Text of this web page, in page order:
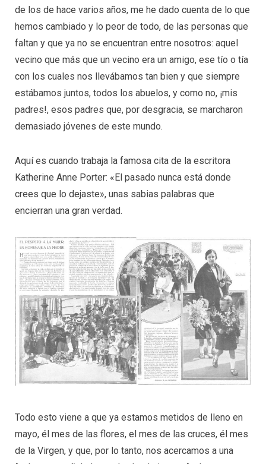
de los de hace varios años, me he dado cuenta de lo que
hemos cambiado y lo peor de todo, de las personas que
faltan y que ya no se encuentran entre nosotros: aquel
vecino que más que un vecino era un amigo, ese tío o tía
con los cuales nos llevábamos tan bien y que siempre
estábamos juntos, todos los abuelos, y como no, ¡mis
padres!, esos padres que, por desgracia, se marcharon
demasiado jóvenes de este mundo.
Aquí es cuando trabaja la famosa cita de la escritora
Katherine Anne Porter: «El pasado nunca está donde
crees que lo dejaste», unas sabias palabras que
encierran una gran verdad.
Todo esto viene a que ya estamos metidos de lleno en
mayo, él mes de las flores, el mes de las cruces, él mes
de la Virgen, y que, por lo tanto, nos acercamos a una